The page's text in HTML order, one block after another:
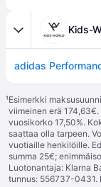
Kids-
¹Esimerkki
viimeinen erä
vuosikorko 17,50%.
saattaa olla tarpeen.
vuotiaille henkilöille.
summa 25€;
Luotonantaja: Klarna
tunnus: 556737-0431.